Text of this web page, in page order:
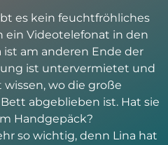
es kein feuchtfröhliches
ein Videotelefonat in den
am anderen Ende der
ist untervermietet und
wo die große
abgeblieben ist. Hat sie
Handgepäck?
so wichtig, denn Lina hat